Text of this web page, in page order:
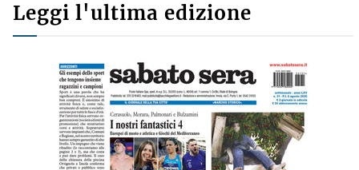
Leggi l'ultima edizione